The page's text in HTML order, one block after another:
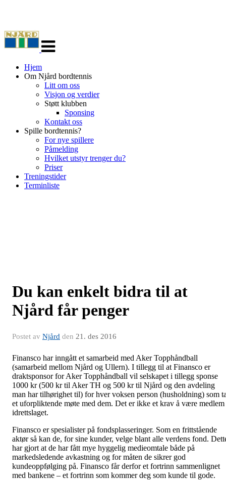
navigasjon
Hjem
Om Njård bordtennis
Litt om oss
Visjon og verdier
Støtt klubben
Sponsing
Kontakt oss
Spille bordtennis?
For nye spillere
Påmelding
Hvilket utstyr trenger du?
Priser
Treningstider
Terminliste
Du kan enkelt bidra til at
Njård får penger
Postet av Njård den 21. des 2016
Finansco har inngått et samarbeid med Aker Topphåndball
(samarbeid mellom Njård og Ullern). I tillegg til at Finansco er
draktsponsor for Aker Topphåndball vil selskapet i tillegg sponse
1000 kr (500 kr til Aker TH og 500 kr til Njård og den avdeling
man har tilhørighet til) for hver voksen person (husholdning) som
et uforpliktende møte med dem. Det er ikke et krav å være
idrettslaget.
Finansco er spesialister på fondsplasseringer. Som en frittstående
aktør så kan de, for sine kunder, velge blant alle verdens fond.
har gjort at de har fått mye hyggelig medieomtale både på
markedsledende avkastning og for måten de sikrer god
kundeoppfølging på. Finansco får derfor et fortrinn sammenlignet
med bankene – et fortrinn som kommer deg som kunde til gode.